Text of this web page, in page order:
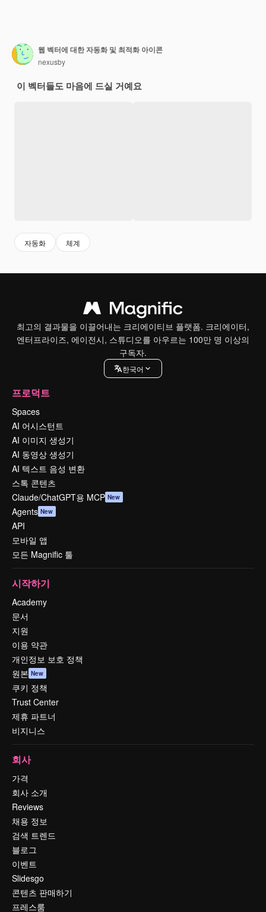
웹 벡터에 대한 자동화 및 최적화 아이콘
nexusby
이 벡터들도 마음에 드실 거예요
자동화 체계
최고의 결과물을 이끌어내는 크리에이티브 플랫폼. 크리에이터,
엔터프라이즈, 에이전시, 스튜디오를 아우르는 100만 명 이상의
구독자.
한국어
프로덕트
Spaces
AI 어시스턴트
AI 이미지 생성기
AI 동영상 생성기
AI 텍스트 음성 변환
스톡 콘텐츠
Claude/ChatGPT용 MCP New
Agents New
API
모바일 앱
모든 Magnific 툴
시작하기
Academy
문서
지원
이용 약관
개인정보 보호 정책
원본 New
쿠키 정책
Trust Center
제휴 파트너
비지니스
회사
가격
회사 소개
Reviews
채용 정보
검색 트렌드
블로그
이벤트
Slidesgo
콘텐츠 판매하기
프레스룸